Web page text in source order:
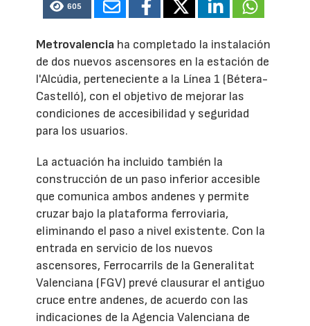
605
Metrovalencia ha completado la instalación
de dos nuevos ascensores en la estación de
l'Alcúdia, perteneciente a la Línea 1 (Bétera-
Castelló), con el objetivo de mejorar las
condiciones de accesibilidad y seguridad
para los usuarios.
La actuación ha incluido también la
construcción de un paso inferior accesible
que comunica ambos andenes y permite
cruzar bajo la plataforma ferroviaria,
eliminando el paso a nivel existente. Con la
entrada en servicio de los nuevos
ascensores, Ferrocarrils de la Generalitat
Valenciana (FGV) prevé clausurar el antiguo
cruce entre andenes, de acuerdo con las
indicaciones de la Agencia Valenciana de